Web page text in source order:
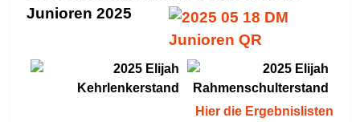
Junioren 2025
Hier die Ergebnislisten